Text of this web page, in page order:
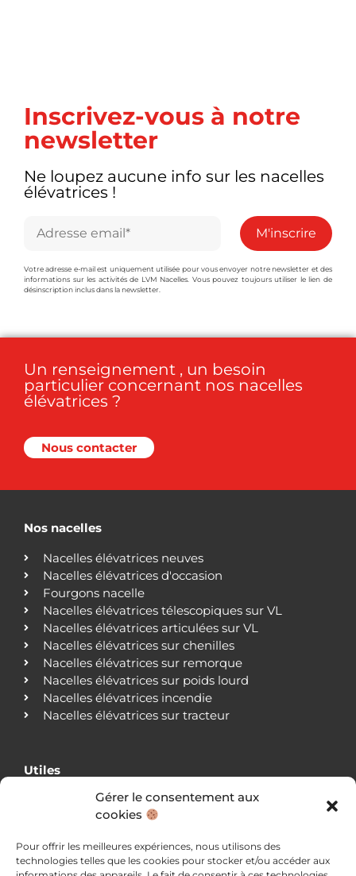
Gérer le consentement aux
cookies
Pour offrir les meilleures expériences, nous utilisons des
technologies telles que les cookies pour stocker et/ou accéder aux
Inscrivez-vous à notre
newsletter
Ne loupez aucune info sur les nacelles
élévatrices !
Votre adresse e-mail est uniquement utilisée pour vous envoyer notre newsletter et des
informations sur les activités de LVM Nacelles. Vous pouvez toujours utiliser le lien de
désinscription inclus dans la newsletter.
Un renseignement , un besoin
particulier concernant nos nacelles
élévatrices ?
Nous contacter
Nos nacelles
Nacelles élévatrices neuves
Nacelles élévatrices d'occasion
Fourgons nacelle
Nacelles élévatrices télescopiques sur VL
Nacelles élévatrices articulées sur VL
Nacelles élévatrices sur chenilles
Nacelles élévatrices sur remorque
Nacelles élévatrices sur poids lourd
Nacelles élévatrices incendie
Nacelles élévatrices sur tracteur
Utiles
Qui sommes-nous ?
Nos agences
Actualités
Blog